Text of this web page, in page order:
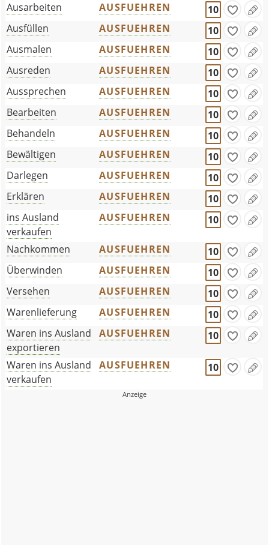
Ausarbeiten AUSFUEHREN
10
Ausfüllen
AUSFUEHREN
10
Ausmalen
AUSFUEHREN
10
Ausreden
AUSFUEHREN
10
Aussprechen
AUSFUEHREN
10
Bearbeiten
AUSFUEHREN
10
Behandeln
AUSFUEHREN
10
Bewältigen
AUSFUEHREN
10
Darlegen
AUSFUEHREN
10
Erklären
AUSFUEHREN
10
ins Ausland
verkaufen
AUSFUEHREN 10
Nachkommen AUSFUEHREN
10
Überwinden
AUSFUEHREN
10
Versehen
AUSFUEHREN
10
Warenlieferung
AUSFUEHREN
10
Waren ins Ausland
exportieren
AUSFUEHREN 10
Waren ins Ausland
verkaufen
AUSFUEHREN 10